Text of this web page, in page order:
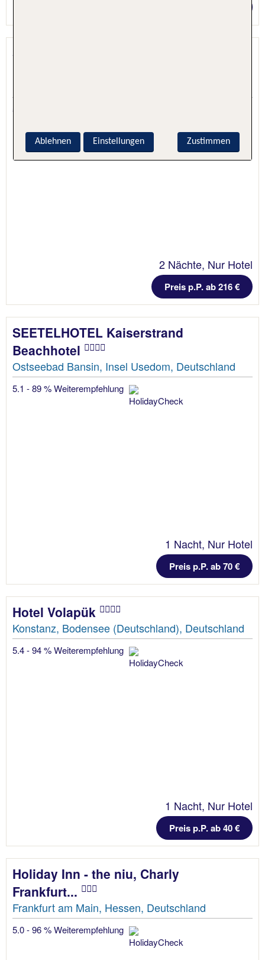
Sieben Welten Hotel & SPA Resort
5.5 - 97 % Weiterempfehlung
2 Nächte, Nur Hotel
Preis p.P. ab 216 €
SEETELHOTEL Kaiserstrand
Beachhotel
Ostseebad Bansin, Insel Usedom, Deutschland
5.1 - 89 % Weiterempfehlung
1 Nacht, Nur Hotel
Preis p.P. ab 70 €
Hotel Volapük
Konstanz, Bodensee (Deutschland), Deutschland
5.4 - 94 % Weiterempfehlung
1 Nacht, Nur Hotel
Preis p.P. ab 40 €
Holiday Inn - the niu, Charly
Frankfurt...
Frankfurt am Main, Hessen, Deutschland
5.0 - 96 % Weiterempfehlung
Zustimmen
Ablehnen Einstellungen